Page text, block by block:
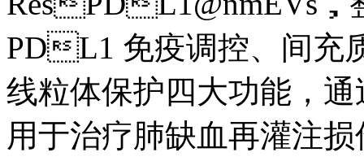
PDL1 免疫调控、间充
线粒体保护四大功能，
用于治疗肺缺血再灌注